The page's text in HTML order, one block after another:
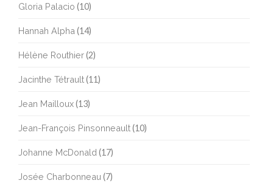
Gloria Palacio (10)
Hannah Alpha (14)
Hélène Routhier(2)
Jacinthe Tétrault(11)
Jean Mailloux(13)
Jean-François Pinsonneault(10)
Johanne McDonald (17)
Josée Charbonneau (7)